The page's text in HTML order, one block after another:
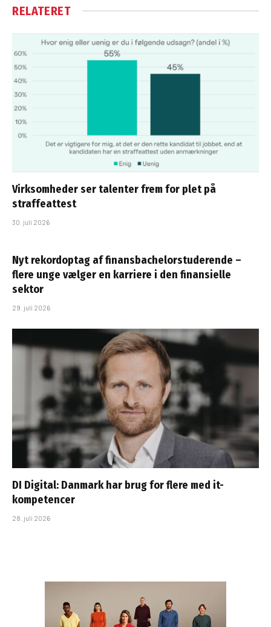
RELATERET
Virksomheder ser talenter frem for plet på
straffeattest
30. juli 2026
Nyt rekordoptag af finansbachelorstuderende –
flere unge vælger en karriere i den finansielle
sektor
29. juli 2026
DI Digital: Danmark har brug for flere med it-
kompetencer
28. juli 2026